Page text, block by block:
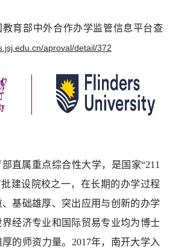
教育部中外合作办学监管信息平台查
aproval/detail/372
部直属重点综合性大学，是国家“211
建设院校之一， 在长期的办学过程
基础雄厚、突出应用与创新的办学
界经济专业和国际贸易专业均为博士
的师资力量。2017年，南开大学入